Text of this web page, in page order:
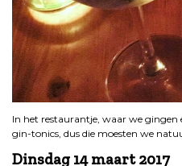
In het restaurantje, waar we gingen
gin-tonics, dus die moesten we
Dinsdag 14 maart 2017